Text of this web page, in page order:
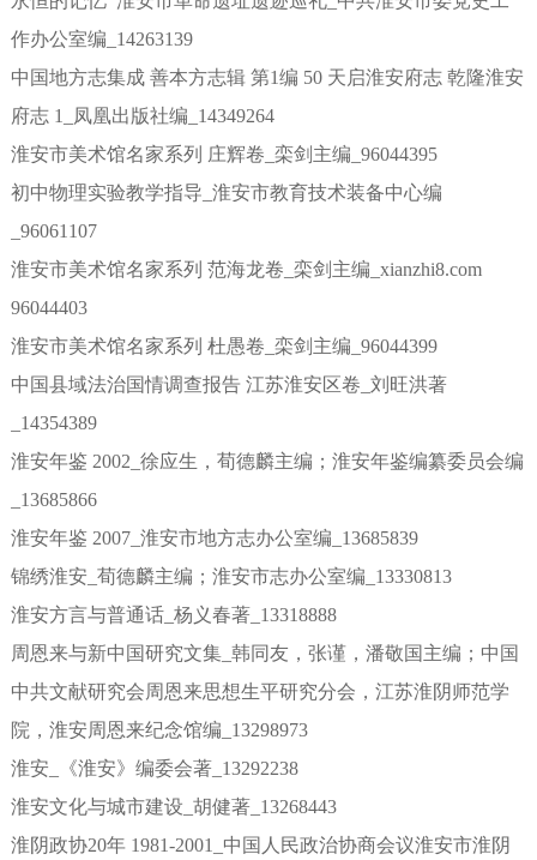
作办公室编_14263139
中国地方志集成 善本方志辑 第1编 50 天启淮安府志 乾隆淮安
府志 1_凤凰出版社编_14349264
淮安市美术馆名家系列 庄辉卷_栾剑主编_96044395
初中物理实验教学指导_淮安市教育技术装备中心编
_96061107
淮安市美术馆名家系列 范海龙卷_栾剑主编_xianzhi8.com
96044403
淮安市美术馆名家系列 杜愚卷_栾剑主编_96044399
中国县域法治国情调查报告 江苏淮安区卷_刘旺洪著
_14354389
淮安年鉴 2002_徐应生，荀德麟主编；淮安年鉴编纂委员会编
_13685866
淮安年鉴 2007_淮安市地方志办公室编_13685839
锦绣淮安_荀德麟主编；淮安市志办公室编_13330813
淮安方言与普通话_杨义春著_13318888
周恩来与新中国研究文集_韩同友，张谨，潘敬国主编；中国
中共文献研究会周恩来思想生平研究分会，江苏淮阴师范学
院，淮安周恩来纪念馆编_13298973
淮安_《淮安》编委会著_13292238
淮安文化与城市建设_胡健著_13268443
淮阴政协20年 1981-2001_中国人民政治协商会议淮安市淮阴